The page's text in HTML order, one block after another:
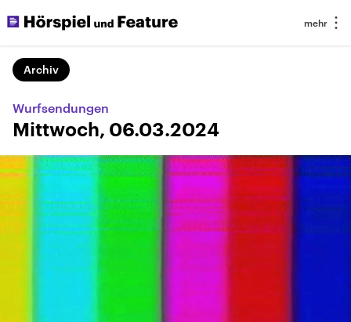
Archiv
Wurfsendungen
Mittwoch, 06.03.2024